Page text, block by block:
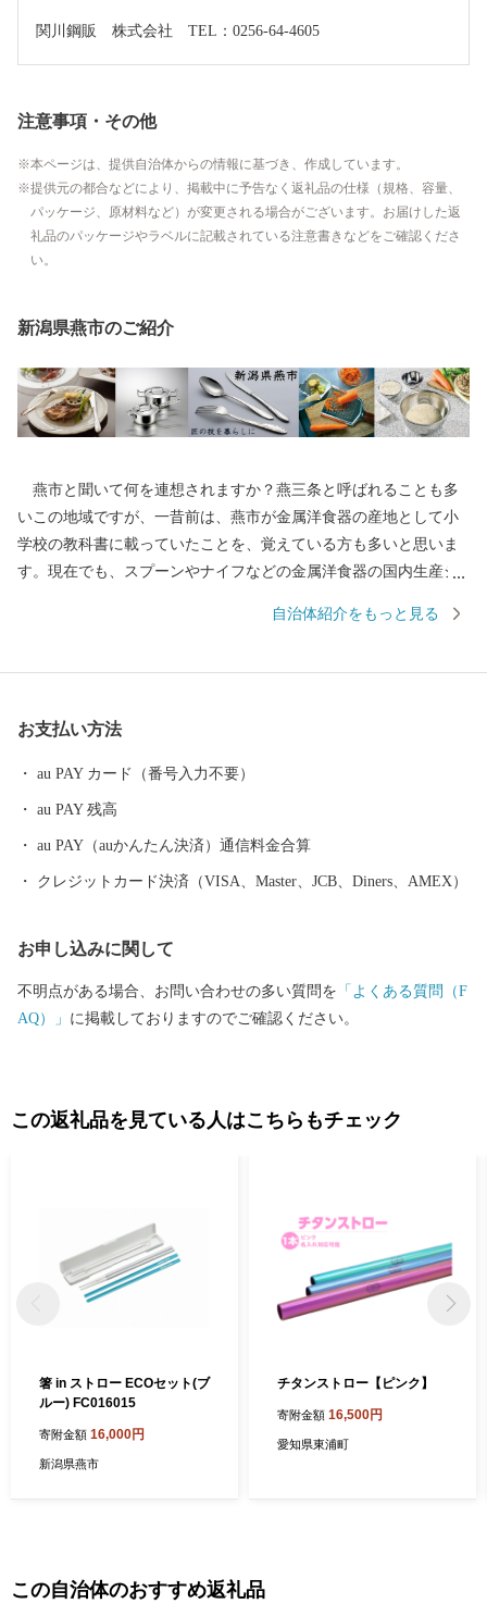
関川鋼販　株式会社　TEL：0256-64-4605
注意事項・その他
本ページは、提供自治体からの情報に基づき、作成しています。
提供元の都合などにより、掲載中に予告なく返礼品の仕様（規格、容量、
パッケージ、原材料など）が変更される場合がございます。お届けした返
礼品のパッケージやラベルに記載されている注意書きなどをご確認くださ
い。
新潟県燕市のご紹介
燕市と聞いて何を連想されますか？燕三条と呼ばれることも多
いこの地域ですが、一昔前は、燕市が金属洋食器の産地として小
学校の教科書に載っていたことを、覚えている方も多いと思いま
す。現在でも、スプーンやナイフなどの金属洋食器の国内生産シ
属ハウスウェアは全国生産額の約90%を占める、世界有数の金属
市の製品が採用されるなど、燕製品は高い評価を受けています。
工芸品の鎚起銅器、美味しいお米をはじめとした農産物も多数取
りそろえております。燕産品で、日々の生活にアクセントをつけ
てみてはいかがですか？
自治体紹介をもっと見る
お支払い方法
au PAY カード（番号入力不要）
au PAY 残高
au PAY（auかんたん決済）通信料金合算
クレジットカード決済（VISA、Master、JCB、Diners、AMEX）
お申し込みに関して
不明点がある場合、お問い合わせの多い質問を 「よくある質問（F
AQ）」 に掲載しておりますのでご確認ください。
この返礼品を見ている人はこちらもチェック
箸 in ストロー ECOセット(ブ
ルー) FC016015
寄附金額 16,000円
新潟県燕市
チタンストロー【ピンク】
寄附金額 16,500円
愛知県東浦町
この自治体のおすすめ返礼品